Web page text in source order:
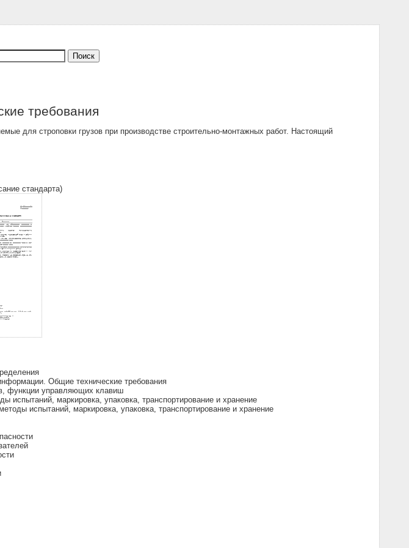
требования
для строповки грузов при производстве строительно-монтажных работ. Настоящий
стандарта)
Общие технические требования
функции управляющих клавиш
испытаний, маркировка, упаковка, транспортирование и хранение
испытаний, маркировка, упаковка, транспортирование и хранение